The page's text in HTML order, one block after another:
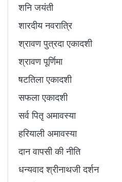
शनि जयंती
शारदीय नवरात्रि
श्रावण पुत्रदा एकादशी
श्रावण पूर्णिमा
षटतिला एकादशी
सफला एकादशी
सर्व पितृ अमावस्या
हरियाली अमावस्या
दान वापसी की नीति
धन्यवाद श्रीनाथजी दर्शन